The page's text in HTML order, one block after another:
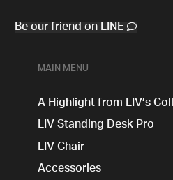
Be our friend on LINE
MAIN MENU
A Highlight from LIV’s
LIV Standing Desk​ Pro
LIV Chair
Accessories